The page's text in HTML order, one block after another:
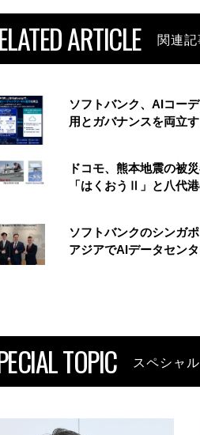
ARTICLE 関連記
ソフトバンク、AIコー
用とガバナンスを両立
ドコモ、熊本地震の被
「はくおうⅡ」と八代
ソフトバンクのシンガ
アジアでAIデータセン
TOPIC スペシャ